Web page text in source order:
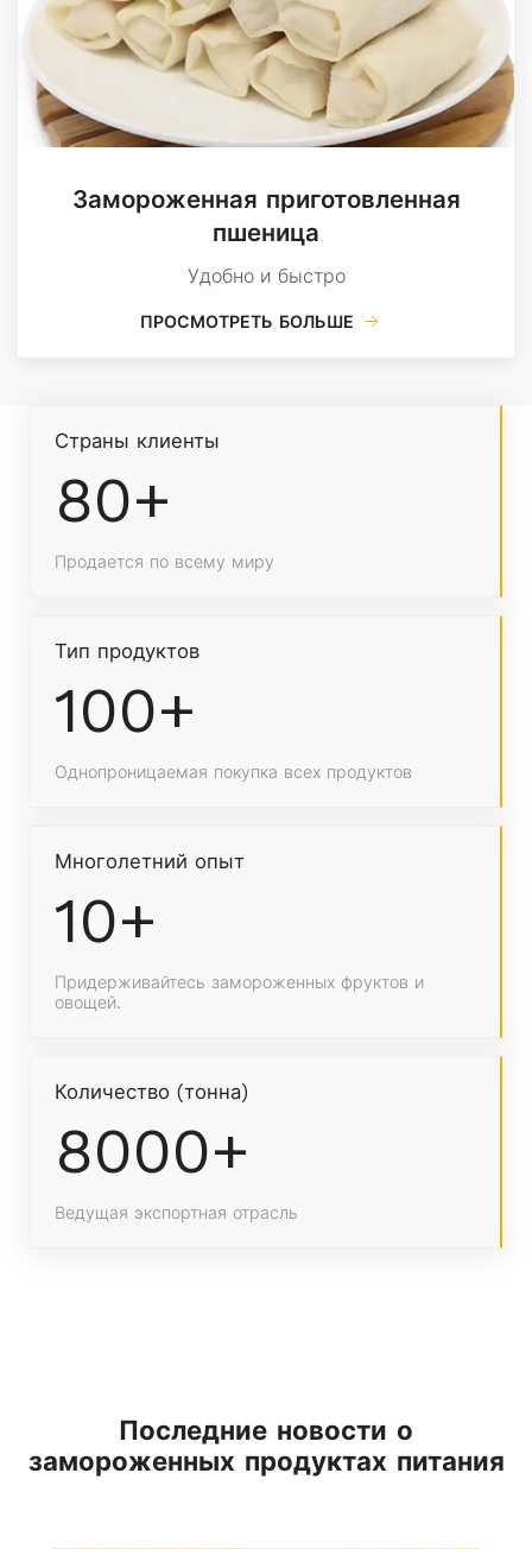
Замороженная приготовленная
пшеница
Удобно и быстро
ПРОСМОТРЕТЬ БОЛЬШЕ
Страны клиенты
80+
Продается по всему миру
Тип продуктов
100+
Однопроницаемая покупка всех продуктов
Многолетний опыт
10+
Придерживайтесь замороженных фруктов и
овощей.
Количество (тонна)
8000+
Ведущая экспортная отрасль
Последние новости о
замороженных продуктах питания